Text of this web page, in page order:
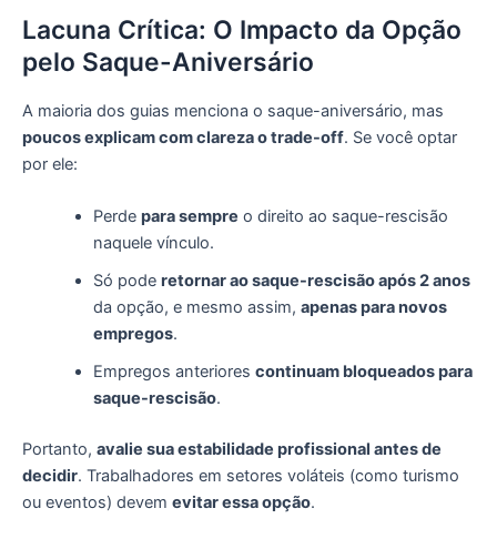
Lacuna Crítica: O Impacto da Opção
pelo Saque-Aniversário
A maioria dos guias menciona o saque-aniversário, mas
poucos explicam com clareza o trade-off. Se você optar
por ele:
Perde para sempre o direito ao saque-rescisão
naquele vínculo.
Só pode retornar ao saque-rescisão após 2 anos
da opção, e mesmo assim, apenas para novos
empregos.
Empregos anteriores continuam bloqueados para
saque-rescisão.
Portanto, avalie sua estabilidade profissional antes de
decidir. Trabalhadores em setores voláteis (como turismo
ou eventos) devem evitar essa opção.